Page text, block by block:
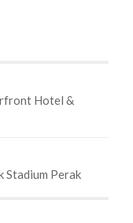
Hotel &
Stadium Perak